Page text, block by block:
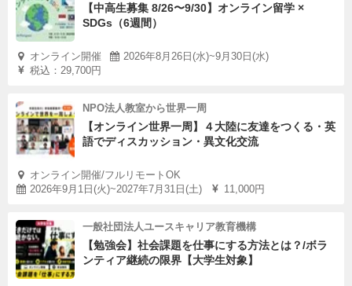
【中高生募集 8/26〜9/30】オンライン留学 ×
SDGs（6週間）
オンライン開催
2026年8月26日(水)~9月30日(水)
税込：29,700円
NPO法人教室から世界一周
【オンライン世界一周】４大陸に友達をつくる・英
語でディスカッション・異文化交流
オンライン開催/フルリモートOK
2026年9月1日(火)~2027年7月31日(土)
11,000円
一般社団法人ユースキャリア教育機構
【勉強会】社会課題を仕事にする方法とは？/ボラ
ンティア継続の限界【大学生対象】